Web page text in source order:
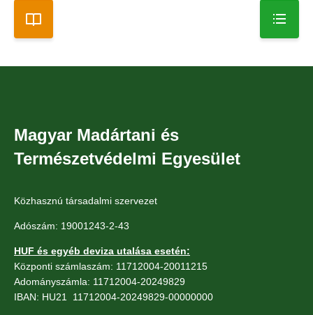
Magyar Madártani és
Természetvédelmi Egyesület
Közhasznú társadalmi szervezet
Adószám: 19001243-2-43
HUF és egyéb deviza utalása esetén:
Központi számlaszám: 11712004-20011215
Adományszámla: 11712004-20249829
IBAN: HU21 11712004-20249829-00000000